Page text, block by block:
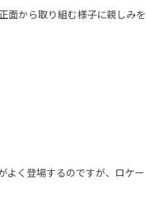
面から取り組む様子に親しみを
よく登場するのですが、ロケー